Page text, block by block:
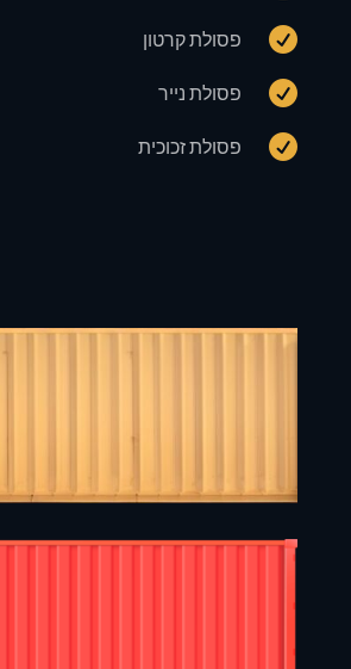
 פסולת קרטון
 פסולת נייר
 פסולת זכוכית